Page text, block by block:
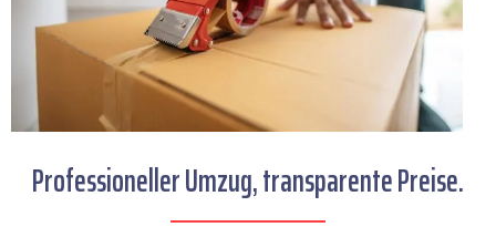
Professioneller Umzug, transparente Preise.